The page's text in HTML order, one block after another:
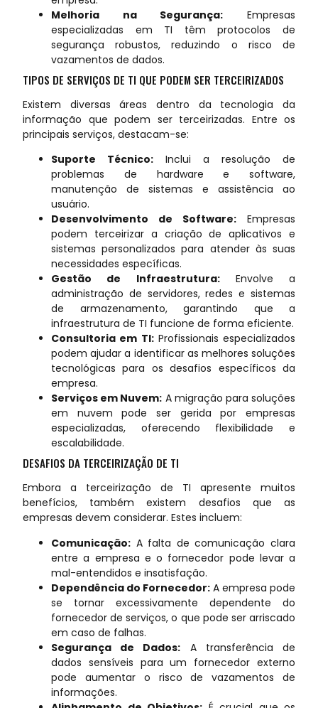
Melhoria na Segurança: Empresas
especializadas em TI têm protocolos de
segurança robustos, reduzindo o risco de
vazamentos de dados.
TIPOS DE SERVIÇOS DE TI QUE PODEM SER TERCEIRIZADOS
Existem diversas áreas dentro da tecnologia da
informação que podem ser terceirizadas. Entre os
principais serviços, destacam-se:
Suporte Técnico: Inclui a resolução de
problemas de hardware e software,
manutenção de sistemas e assistência ao
usuário.
Desenvolvimento de Software: Empresas
podem terceirizar a criação de aplicativos e
sistemas personalizados para atender às suas
necessidades específicas.
Gestão de Infraestrutura:Envolve a
administração de servidores, redes e sistemas
de armazenamento, garantindo que a
infraestrutura de TI funcione de forma eficiente.
Consultoria em TI:Profissionais especializados
podem ajudar a identificar as melhores soluções
tecnológicas para os desafios específicos da
empresa.
Serviços em Nuvem: A migração para soluções
em nuvem pode ser gerida por empresas
especializadas, oferecendo flexibilidade e
escalabilidade.
DESAFIOS DA TERCEIRIZAÇÃO DE TI
Embora a terceirização de TI apresente muitos
benefícios, também existem desafios que as
empresas devem considerar. Estes incluem:
Comunicação: A falta de comunicação clara
entre a empresa e o fornecedor pode levar a
mal-entendidos e insatisfação.
Dependência do Fornecedor: A empresa pode
se tornar excessivamente dependente do
fornecedor de serviços, o que pode ser arriscado
em caso de falhas.
Segurança de Dados: A transferência de
dados sensíveis para um fornecedor externo
pode aumentar o risco de vazamentos de
informações.